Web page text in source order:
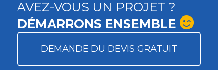
AVEZ-VOUS UN PROJET ?
DÉMARRONS ENSEMBLE
DEMANDE DU DEVIS GRATUIT